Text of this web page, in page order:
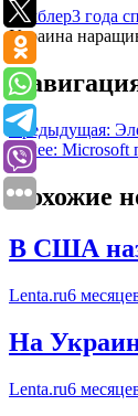
Рамблер3 года
Украина
Предыдущая:
Далее: Microsoft
Похожие
В США
Lenta.ru6
На
Lenta.ru6